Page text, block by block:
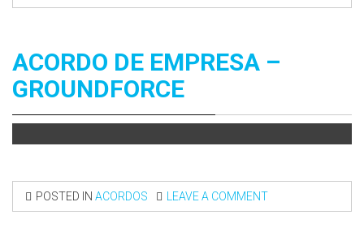
ACORDO DE EMPRESA –
GROUNDFORCE
POSTED IN ACORDOS LEAVE A COMMENT